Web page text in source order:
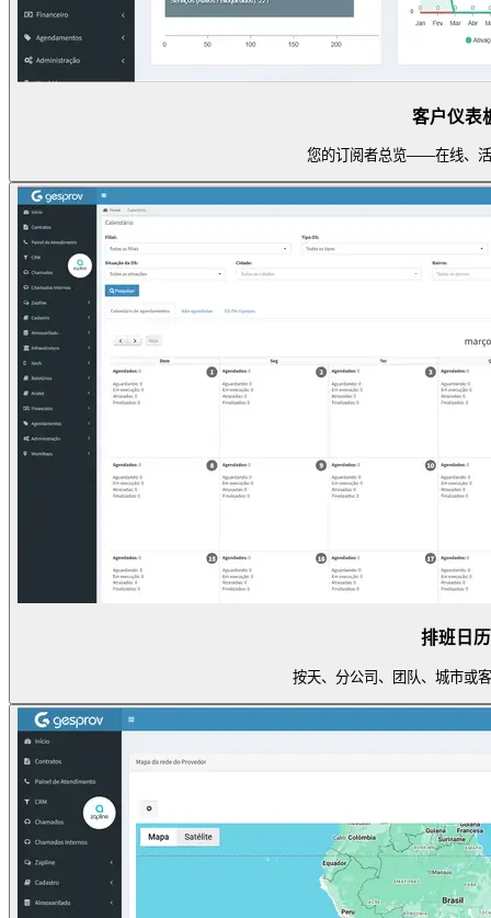
客户仪表
您的订阅者总览——在线、
排班日历
按天、分公司、团队、城市或